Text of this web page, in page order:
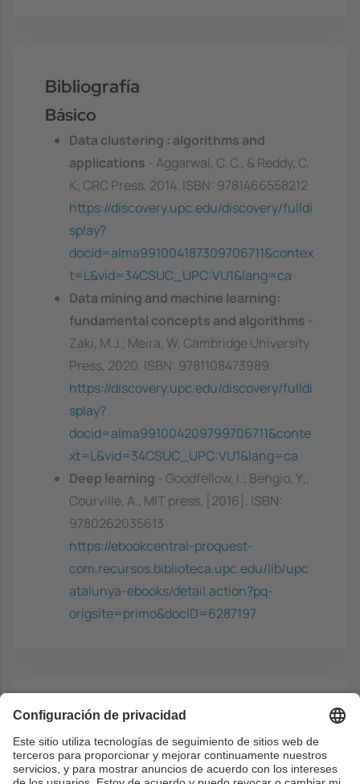
Bibliografía
Básico
Data clustering : algorithms and
applications
- Aggarwal, C. C., & Reddy, C.
K, CRC Press, 2014. ISBN: 9781466558212
https://discovery.upc.edu/discovery/fulldi
splay?
docid=alma991004187309706711&contex
t=L&vid=34CSUC_UPC:VU1&lang=ca
Data mining and machine learning:
fundamental concepts and algorithms
Zaki, M.J.; Meira, W, Cambridge University
Press, 2020. ISBN: 9781108473989
https://discovery.upc.edu/discovery/fulldi
splay?
docid=alma991004209799706711&conte
xt=L&vid=34CSUC_UPC:VU1&lang=ca
Deep learning
- Goodfellow, I.; Bengio, Y;,
Courville, A., MIT press, [2016]. ISBN:
9780262035613
https://ebookcentral-proquest-
com.recursos.biblioteca.upc.edu/lib/upc
atalunya-ebooks/detail.action?pq-
origsite=primo&docID=6287197
Web links
Material for the course
https://sites.google.com/upc.edu/mai-ul